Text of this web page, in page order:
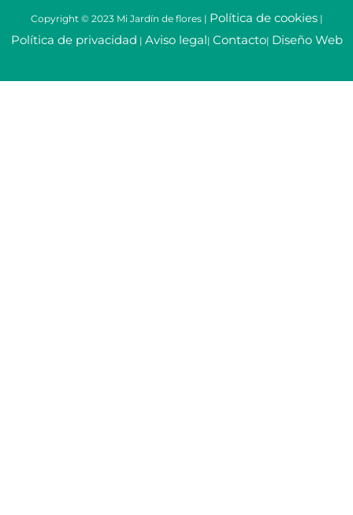
Copyright © 2023 Mi Jardín de flores | Política de cookies|
Política de privacidad | Aviso legal| Contacto| Diseño Web